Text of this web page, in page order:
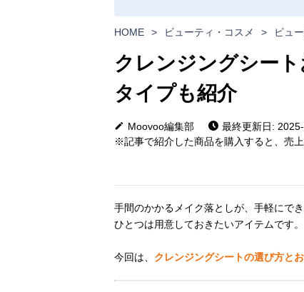
HOME > ビューティ・コスメ > ビュ
クレンジングシー
タイプも紹介
Moovoo編集部
最終更新日:
※記事で紹介した商品を購入すると、売
手間のかかるメイク落としが、手軽にで
ひとつは用意しておきたいアイテムです。
今回は、 クレンジングシートの選び方と